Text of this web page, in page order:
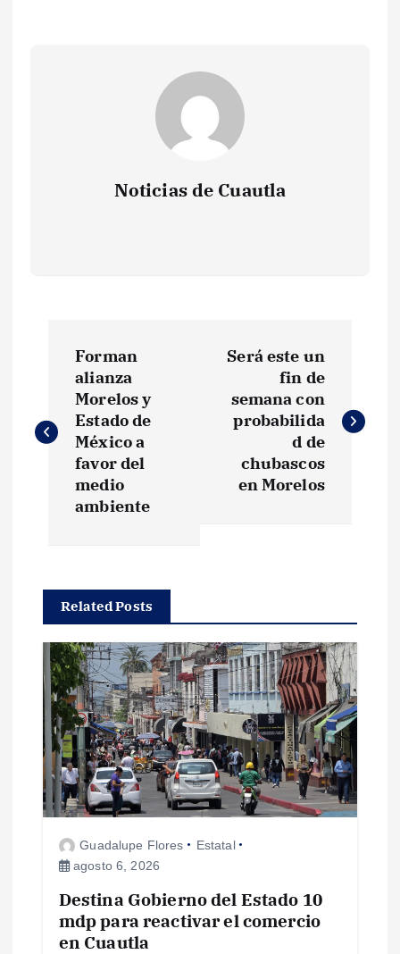
Noticias de Cuautla
v
c
ó
n
d
e
Forman
alianza
Morelos y
Estado de
México a
favor del
medio
ambiente
Será este un
fin de
semana con
probabilida
d de
chubascos
en Morelos
Related Posts
Guadalupe Flores
Estatal
agosto 6, 2026
Destina Gobierno del Estado 10
mdp para reactivar el comercio
en Cuautla